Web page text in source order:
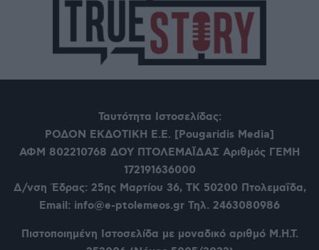
Ταυτότητα Ιστοσελίδας:
ΡΟΔΟΝ ΕΚΔΟΤΙΚΗ Ε.Ε. [Pougaridis Media]
ΑΦΜ 802210768 ΔΟΥ ΠΤΟΛΕΜΑΪΔΑΣ Αριθμός ΓΕΜΗ
172191636000
Δ/νση Έδρας: 25ης Μαρτίου 36, ΤΚ 50200 Πτολεμαΐδα,
Email: info@e-ptolemeos.gr Τηλ. 2463080986
Πιστοποιημένη Ιστοσελίδα με μοναδικό αριθμό Μ.Η.Τ.